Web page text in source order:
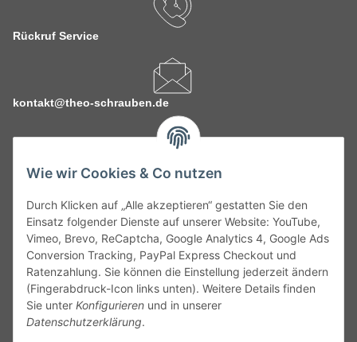
Wie wir Cookies & Co nutzen
Durch Klicken auf „Alle akzeptieren“ gestatten Sie den
Einsatz folgender Dienste auf unserer Website: YouTube,
Vimeo, Brevo, ReCaptcha, Google Analytics 4, Google Ads
Conversion Tracking, PayPal Express Checkout und
Ratenzahlung. Sie können die Einstellung jederzeit ändern
(Fingerabdruck-Icon links unten). Weitere Details finden
Sie unter Konfigurieren und in unserer
Datenschutzerklärung.
Rückruf Service
kontakt@theo-schrauben.de
Service
Gesetzliche Informationen
Alle technischen Angaben ohne Gewähr. Irrtümer und fehlerhafte
Angaben vorbehalten. Wenn Sie Datenblätter oder spezielle